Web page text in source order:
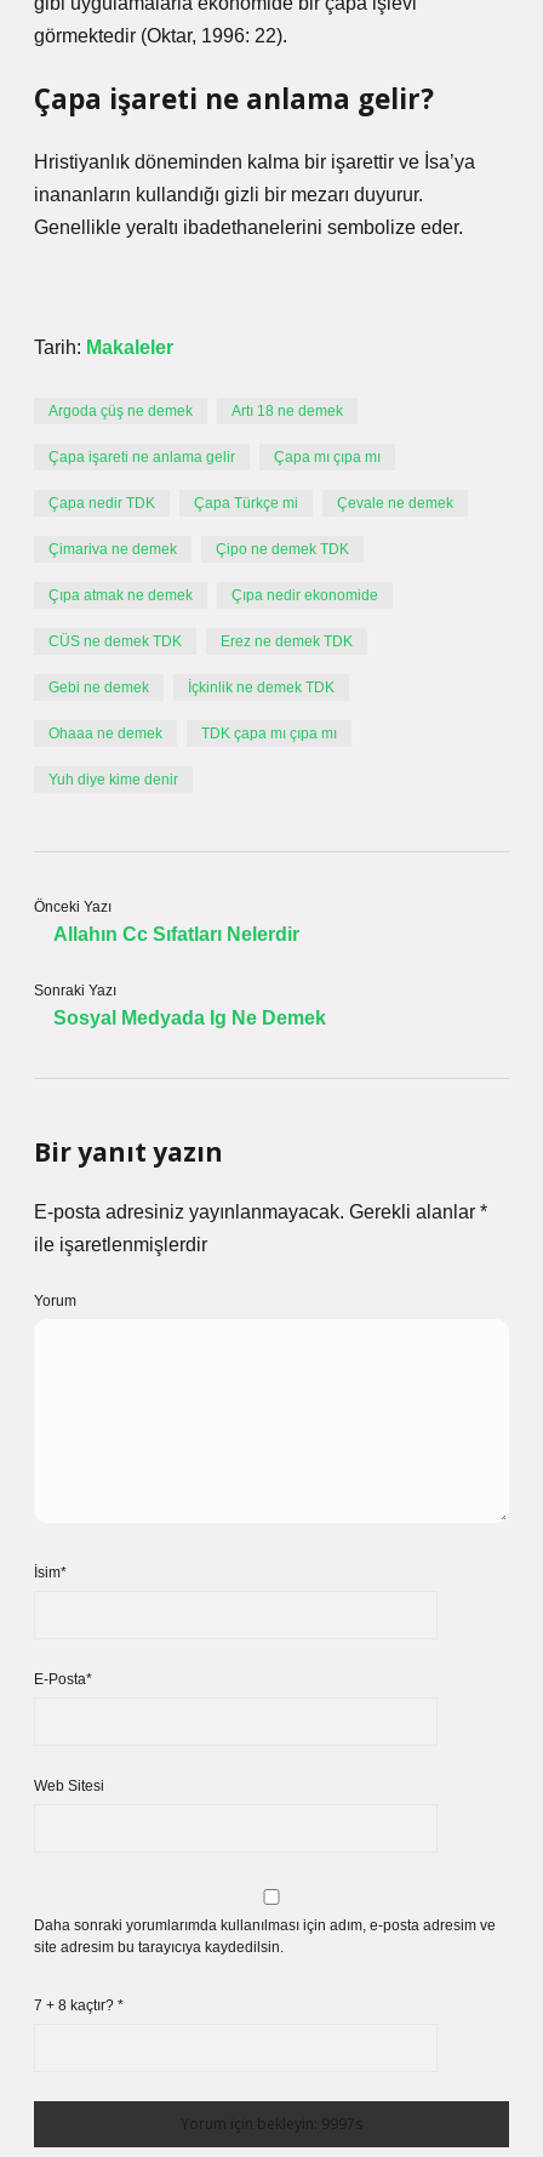
görmektedir (Oktar, 1996: 22).
Çapa işareti ne anlama gelir?
Hristiyanlık döneminden kalma bir işarettir ve İsa’ya
inananların kullandığı gizli bir mezarı duyurur.
Genellikle yeraltı ibadethanelerini sembolize eder.
Tarih: Makaleler
Argoda çüş ne demek Artı 18 ne demek
Çapa işareti ne anlama gelir Çapa mı çıpa mı
Çapa nedir TDK Çapa Türkçe mi Çevale ne demek
Çimariva ne demek Çipo ne demek TDK
Çıpa atmak ne demek Çıpa nedir ekonomide
CÜS ne demek TDK Erez ne demek TDK
Gebi ne demek İçkinlik ne demek TDK
Ohaaa ne demek TDK çapa mı çıpa mı
Yuh diye kime denir
Önceki Yazı
Allahın Cc Sıfatları Nelerdir
Sonraki Yazı
Sosyal Medyada Ig Ne Demek
Bir yanıt yazın
E-posta adresiniz yayınlanmayacak. Gerekli alanlar *
ile işaretlenmişlerdir
Yorum
İsim*
E-Posta*
Web Sitesi
Daha sonraki yorumlarımda kullanılması için adım, e-posta adresim ve
site adresim bu tarayıcıya kaydedilsin.
7 + 8 kaçtır? *